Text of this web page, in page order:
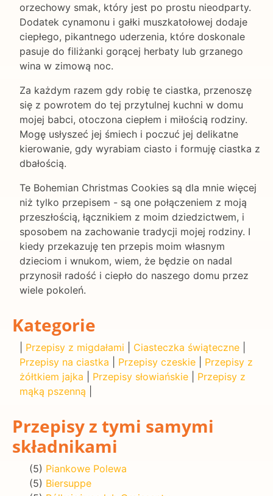
orzechowy smak, który jest po prostu nieodparty.
Dodatek cynamonu i gałki muszkatołowej dodaje
ciepłego, pikantnego uderzenia, które doskonale
pasuje do filiżanki gorącej herbaty lub grzanego
wina w zimową noc.
Za każdym razem gdy robię te ciastka, przenoszę
się z powrotem do tej przytulnej kuchni w domu
mojej babci, otoczona ciepłem i miłością rodziny.
Mogę usłyszeć jej śmiech i poczuć jej delikatne
kierowanie, gdy wyrabiam ciasto i formuję ciastka z
dbałością.
Te Bohemian Christmas Cookies są dla mnie więcej
niż tylko przepisem - są one połączeniem z moją
przeszłością, łącznikiem z moim dziedzictwem, i
sposobem na zachowanie tradycji mojej rodziny. I
kiedy przekazuję ten przepis moim własnym
dzieciom i wnukom, wiem, że będzie on nadal
przynosił radość i ciepło do naszego domu przez
wiele pokoleń.
Kategorie
Przepisy z migdałami Ciasteczka świąteczne
Przepisy na ciastka
Przepisy czeskie
Przepisy z
żółtkiem jajka
Przepisy słowiańskie
Przepisy z
mąką pszenną
Przepisy z tymi samymi
składnikami
(5) Piankowe Polewa
(5) Biersuppe